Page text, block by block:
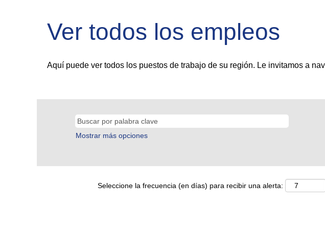
Ver todos los empleos
Aquí puede ver todos los puestos de trabajo de su región. Le invitamos a
Mostrar más opciones
Seleccione la frecuencia (en días) para recibir una alerta: